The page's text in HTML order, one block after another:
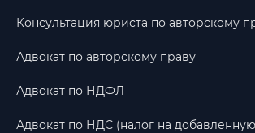
Консультация юриста по авторскому
Адвокат по авторскому праву
Адвокат по НДФЛ
Адвокат по НДС (налог на